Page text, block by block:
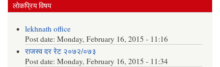
लोकप्रिय विषय
lekhnath office
Post date:Monday, February 16, 2015 - 11:16
राजस्व दर रेट २०७२/०७३
Post date:Monday, February 16, 2015 - 11:34